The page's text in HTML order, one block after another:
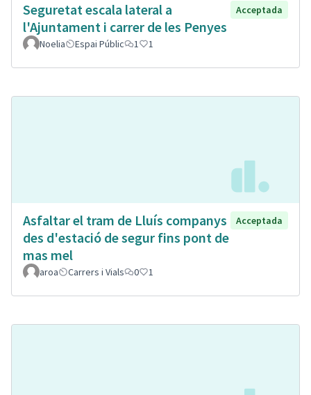
Seguretat escala lateral a
l'Ajuntament i carrer de les Penyes
Acceptada
Noelia Espai Públic 1 1
Asfaltar el tram de Lluís companys
des d'estació de segur fins pont de
mas mel
Acceptada
aroa Carrers i Vials 0 1